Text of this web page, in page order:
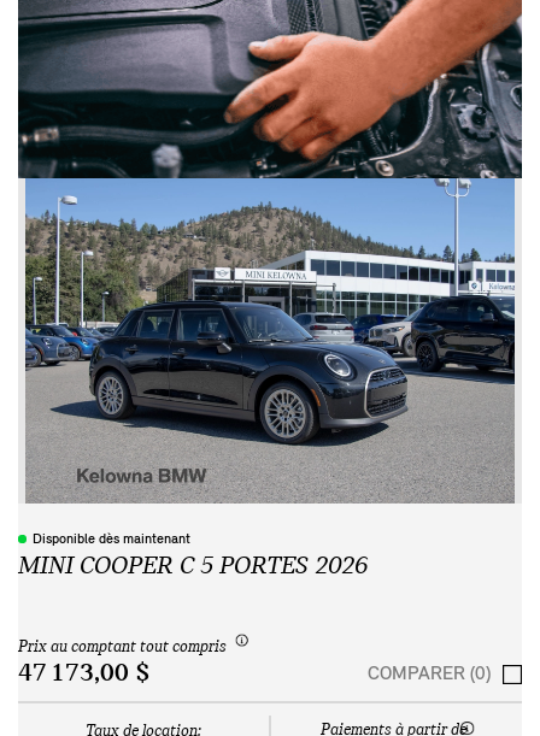
Disponible dès maintenant
MINI COOPER C 5 PORTES 2026
Prix au comptant tout compris
47 173,00 $ COMPARER (0)
Taux de location: Paiements à partir de